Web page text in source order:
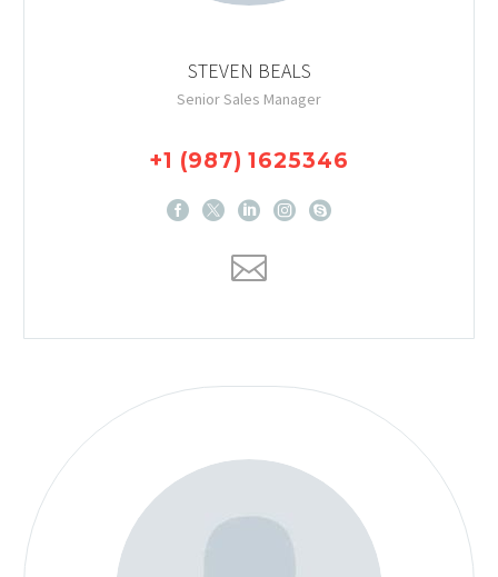
STEVEN BEALS
Senior Sales Manager
+1 (987) 1625346